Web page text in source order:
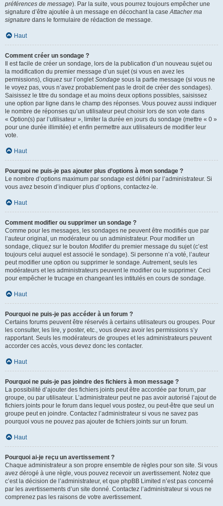
préférences de message). Par la suite, vous pourrez toujours empêcher une
signature d’être ajoutée à un message en décochant la caseAttacher ma
signature dans le formulaire de rédaction de message.
Haut
Comment créer un sondage ?
Il est facile de créer un sondage, lors de la publication d’un nouveau sujet ou
la modification du premier message d’un sujet (si vous en avez les
permissions), cliquez sur l’ongletSondage sous la partie message (si vous ne
le voyez pas, vous n’avez probablement pas le droit de créer des sondages).
Saisissez le titre du sondage et au moins deux options possibles, saisissez
une option par ligne dans le champ des réponses. Vous pouvez aussi indiquer
le nombre de réponses qu’un utilisateur peut choisir lors de son vote dans
« Option(s) par l’utilisateur », limiter la durée en jours du sondage (mettre « 0 »
pour une durée illimitée) et enfin permettre aux utilisateurs de modifier leur
vote.
Haut
Pourquoi ne puis-je pas ajouter plus d’options à mon sondage ?
Le nombre d’options maximum par sondage est défini par l’administrateur. Si
vous avez besoin d’indiquer plus d’options, contactez-le.
Haut
Comment modifier ou supprimer un sondage ?
Comme pour les messages, les sondages ne peuvent être modifiés que par
l’auteur original, un modérateur ou un administrateur. Pour modifier un
sondage, cliquez sur le bouton Modifierdu premier message du sujet (c’est
toujours celui auquel est associé le sondage). Si personne n’a voté, l’auteur
peut modifier une option ou supprimer le sondage. Autrement, seuls les
modérateurs et les administrateurs peuvent le modifier ou le supprimer. Ceci
pour empêcher le trucage en changeant les intitulés en cours de sondage.
Haut
Pourquoi ne puis-je pas accéder à un forum ?
Certains forums peuvent être réservés à certains utilisateurs ou groupes. Pour
les consulter, les lire, y poster, etc., vous devez avoir les permissions s’y
rapportant. Seuls les modérateurs de groupes et les administrateurs peuvent
accorder ces accès, vous devez donc les contacter.
Haut
Pourquoi ne puis-je pas joindre des fichiers à mon message ?
La possibilité d’ajouter des fichiers joints peut être accordée par forum, par
groupe, ou par utilisateur. L’administrateur peut ne pas avoir autorisé l’ajout de
fichiers joints pour le forum dans lequel vous postez, ou peut-être que seul un
groupe peut en joindre. Contactez l’administrateur si vous ne savez pas
pourquoi vous ne pouvez pas ajouter de fichiers joints sur un forum.
Haut
Pourquoi ai-je reçu un avertissement ?
Chaque administrateur a son propre ensemble de règles pour son site. Si vous
avez dérogé à une règle, vous pouvez recevoir un avertissement. Notez que
c’est la décision de l’administrateur, et que phpBB Limited n’est pas concerné
par les avertissements d’un site donné. Contactez l’administrateur si vous ne
comprenez pas les raisons de votre avertissement.